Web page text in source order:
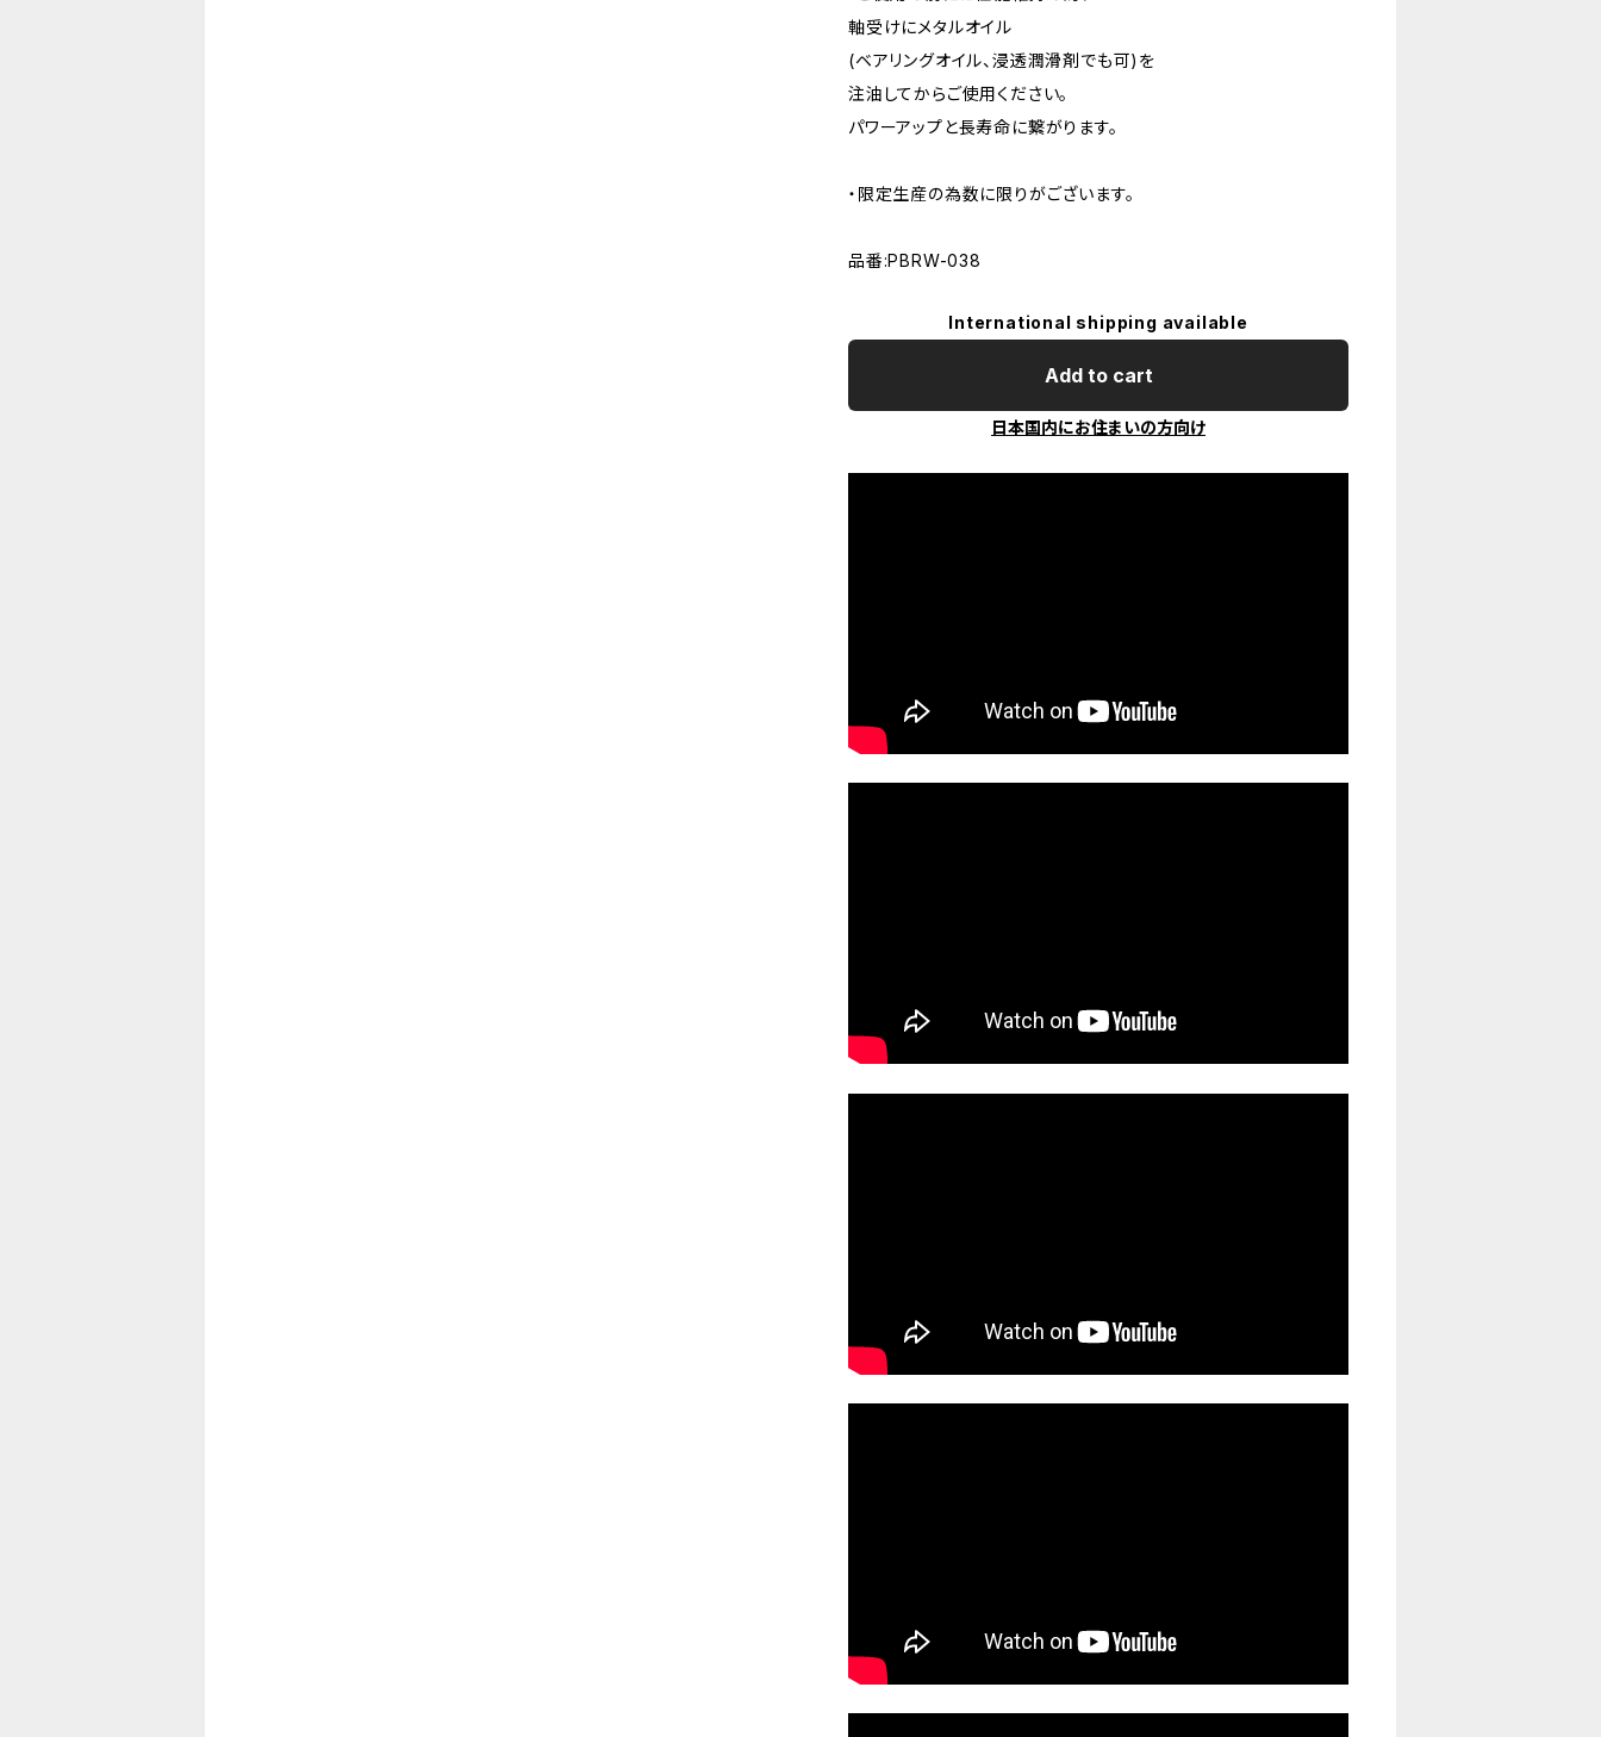
軸受けにメタルオイル
(ベアリングオイル、浸透潤滑剤でも可)を
注油してからご使用ください。
パワーアップと長寿命に繋がります。
・限定生産の為数に限りがございます。
品番:PBRW-038
International shipping available
Add to cart
日本国内にお住まいの方向け